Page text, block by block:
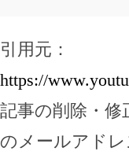
引用元：
https://
記事の削除・
のメールアド